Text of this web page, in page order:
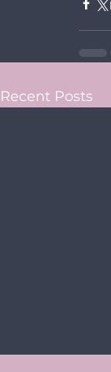
Recent Posts